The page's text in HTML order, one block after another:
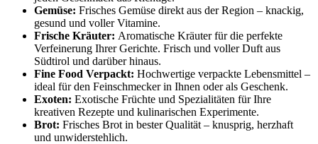
Gemüse: Frisches Gemüse direkt aus der Region – knackig,
gesund und voller Vitamine.
Frische Kräuter: Aromatische Kräuter für die perfekte
Verfeinerung Ihrer Gerichte. Frisch und voller Duft aus
Südtirol und darüber hinaus.
Fine Food Verpackt: Hochwertige verpackte Lebensmittel –
ideal für den Feinschmecker in Ihnen oder als Geschenk.
Exoten: Exotische Früchte und Spezialitäten für Ihre
kreativen Rezepte und kulinarischen Experimente.
Brot: Frisches Brot in bester Qualität – knusprig, herzhaft
und unwiderstehlich.